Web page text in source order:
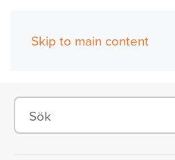
Skip to main content